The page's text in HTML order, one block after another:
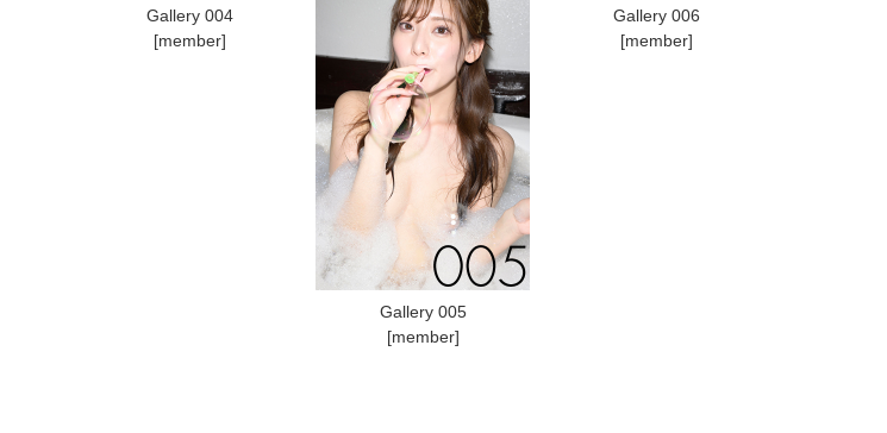
Gallery 004
[member]
Gallery 005
[member]
Gallery 006
[member]